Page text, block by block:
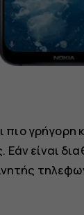
γρήγορη
είναι